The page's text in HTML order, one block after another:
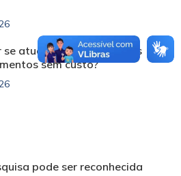
se atualizar e ampliar seus
sem custo?
pode ser reconhecida